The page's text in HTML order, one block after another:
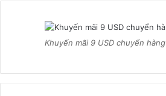
Khuyến mãi 9 USD chuyển hàng